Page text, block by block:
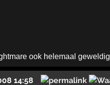
ook helemaal geweldig
14:58